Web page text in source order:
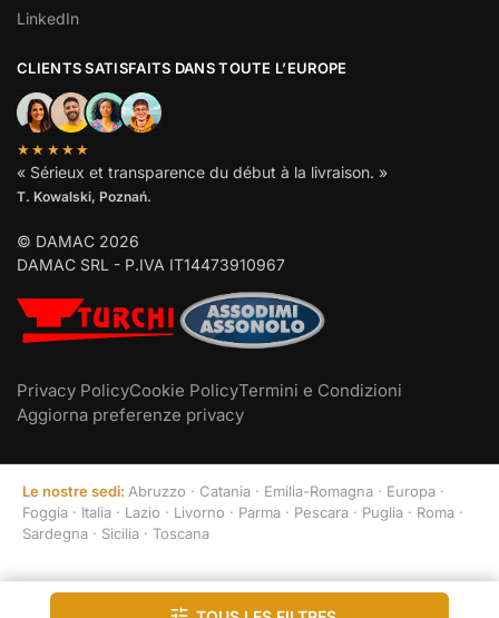
LinkedIn
CLIENTS SATISFAITS DANS TOUTE L’EUROPE
★★★★★
« Sérieux et transparence du début à la livraison. »
T. Kowalski, Poznań.
© DAMAC 2026
DAMAC SRL - P.IVA IT14473910967
Privacy PolicyCookie PolicyTermini e Condizioni
Aggiorna preferenze privacy
Le nostre sedi: Abruzzo · Catania · Emilia-Romagna · Europa ·
Foggia · Italia · Lazio · Livorno · Parma · Pescara · Puglia · Roma ·
Sardegna · Sicilia · Toscana